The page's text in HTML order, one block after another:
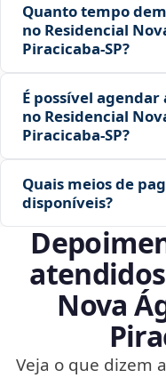
Quanto tempo
no Residencial
Piracicaba‑SP?
É possível
no Residencial
Piracicaba‑SP?
Quais meios de
disponíveis?
Nova
Veja o que dizem